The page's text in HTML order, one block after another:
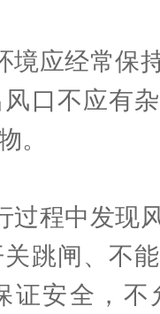
应经常保持
口不应有
。
程中发现风
跳闸、不
证安全，不